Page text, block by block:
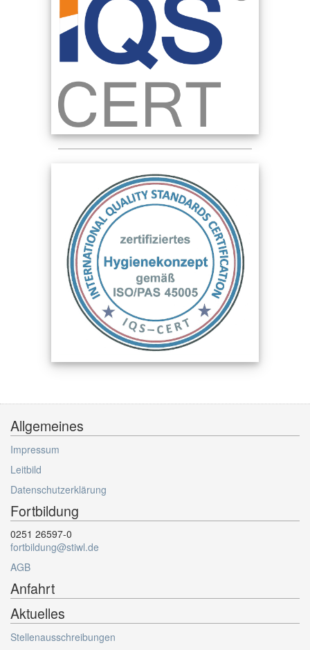
Allgemeines
Impressum
Leitbild
Datenschutzerklärung
Fortbildung
0251 26597-0
fortbildung@stiwl.de
AGB
Anfahrt
Aktuelles
Stellenausschreibungen